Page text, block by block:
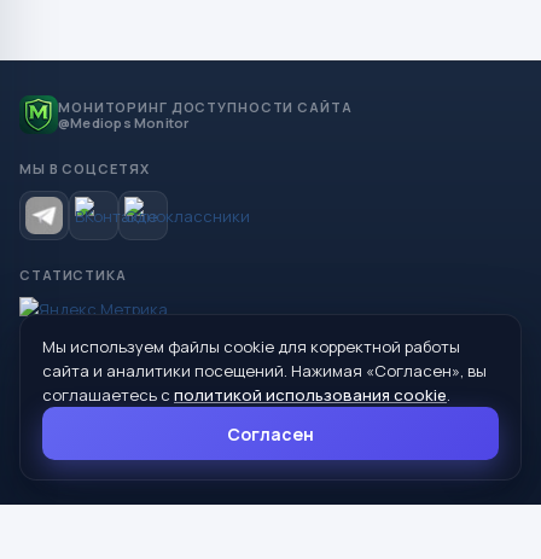
МОНИТОРИНГ ДОСТУПНОСТИ САЙТА
@Mediops Monitor
МЫ В СОЦСЕТЯХ
СТАТИСТИКА
© 2026 Управление образования Администрации МО
Сухой Лог
624800, Свердловская область, г. Сухой Лог, ул. Кирова, дом 7
8 (34373) 4-33-85
Мы используем файлы cookie для корректной работы
сайта и аналитики посещений. Нажимая «Согласен», вы
соглашаетесь с политикой использования cookie.
Согласен